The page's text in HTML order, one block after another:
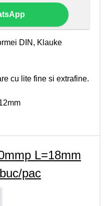
DIN, Klauke
cu lite fine si extrafine.
L=18mm
pac